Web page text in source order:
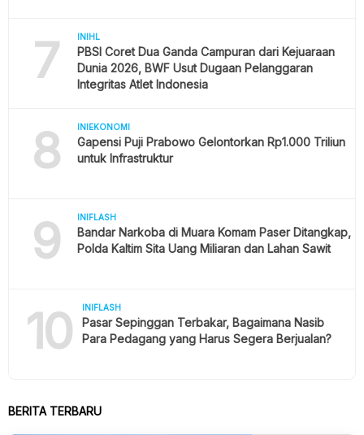
7 INIHL
PBSI Coret Dua Ganda Campuran dari Kejuaraan
Dunia 2026, BWF Usut Dugaan Pelanggaran
Integritas Atlet Indonesia
8 INIEKONOMI
Gapensi Puji Prabowo Gelontorkan Rp1.000 Triliun
untuk Infrastruktur
9 INIFLASH
Bandar Narkoba di Muara Komam Paser Ditangkap,
Polda Kaltim Sita Uang Miliaran dan Lahan Sawit
10 INIFLASH
Pasar Sepinggan Terbakar, Bagaimana Nasib
Para Pedagang yang Harus Segera Berjualan?
BERITA TERBARU